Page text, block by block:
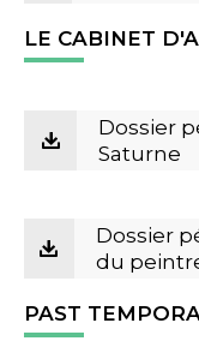
LE CABINET
Dossier
Saturne
Dossier
du
PAST